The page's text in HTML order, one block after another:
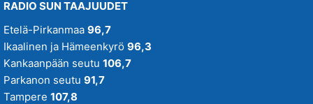
RADIO SUN TAAJUUDET
Etelä-Pirkanmaa 96,7
Ikaalinen ja Hämeenkyrö 96,3
Kankaanpään seutu 106,7
Parkanon seutu 91,7
Tampere 107,8